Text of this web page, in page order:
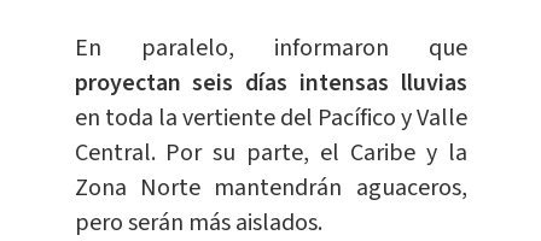
En paralelo, informaron que
proyectan seis días intensas lluvias
en toda la vertiente del Pacífico y Valle
Central. Por su parte, el Caribe y la
Zona Norte mantendrán aguaceros,
pero serán más aislados.